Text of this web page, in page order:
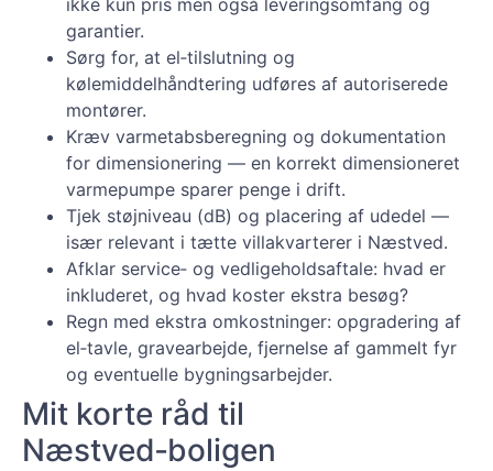
ikke kun pris men også leveringsomfang og
garantier.
Sørg for, at el‑tilslutning og
kølemiddelhåndtering udføres af autoriserede
montører.
Kræv varmetabsberegning og dokumentation
for dimensionering — en korrekt dimensioneret
varmepumpe sparer penge i drift.
Tjek støjniveau (dB) og placering af udedel —
især relevant i tætte villakvarterer i Næstved.
Afklar service‑ og vedligeholdsaftale: hvad er
inkluderet, og hvad koster ekstra besøg?
Regn med ekstra omkostninger: opgradering af
el‑tavle, gravearbejde, fjernelse af gammelt fyr
og eventuelle bygningsarbejder.
Mit korte råd til
Næstved‑boligen